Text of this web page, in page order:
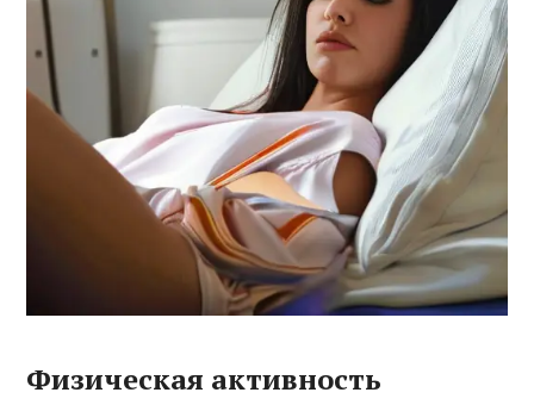
Физическая активность